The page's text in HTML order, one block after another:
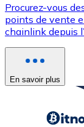
Procurez-vous
points de vente
chainlink depuis
En savoir plus